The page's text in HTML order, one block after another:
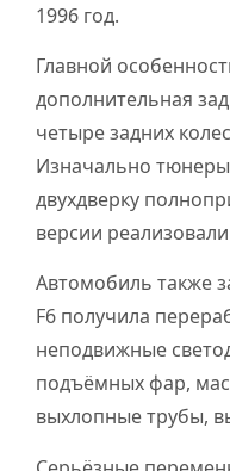
1996 год.
Главной
дополнительная
четыре задних
Изначально
двухдверку
версии
Автомобиль также
F6 получила
неподвижные
подъёмных фар,
выхлопные трубы,